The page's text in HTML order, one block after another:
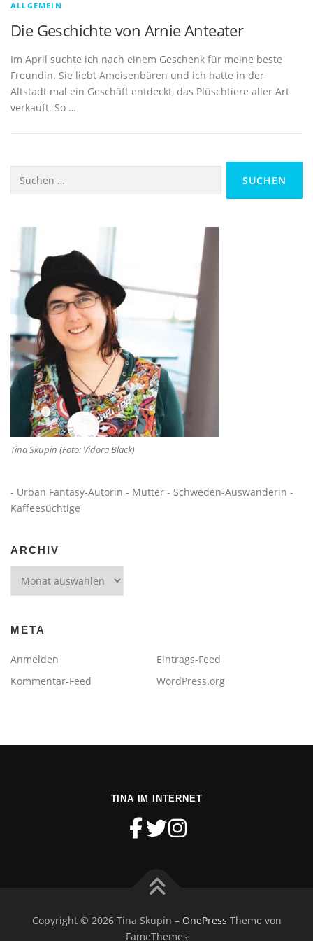
ALLGEMEIN
Die Geschichte von Arnie Anteater
Im April suchte ich nach einem Geschenk für meine beste
Freundin. Sie liebt Ameisenbären und ich hatte in der
Altstadt mal ein Geschäft entdeckt, das Plüschtiere aller Art
verkauft. So …
Suchen
Tina Skupin (Foto: Vidora Black)
- Urban Fantasy-Autorin - Mutter - Schweden-Auswanderin -
Kaffeesüchtige
ARCHIV
META
Anmelden
Eintrags-Feed
Kommentar-Feed
WordPress.org
TINA IM INTERNET
Copyright © 2026 Tina Skupin – OnePress Theme von
FameThemes